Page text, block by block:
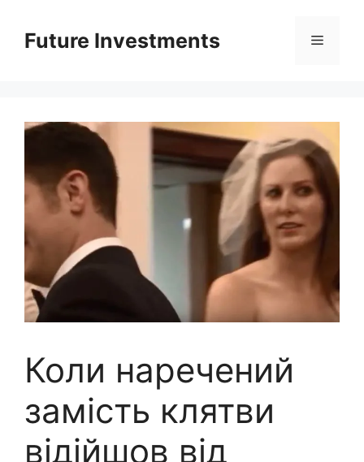
вмістуFuture Investments Меню
Коли наречений
замість клятви
відійшов від